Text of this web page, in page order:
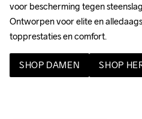
voor bescherming tegen
Ontworpen voor elite en
topprestaties en comfort.
SHOP DAMEN SHOP